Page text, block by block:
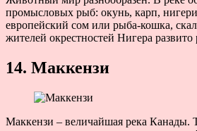
промысловых рыб: окунь, карп,
европейский сом или рыба-кошка,
жителей окрестностей Нигера развито
14. Маккензи
Маккензи – величайшая река Канады.